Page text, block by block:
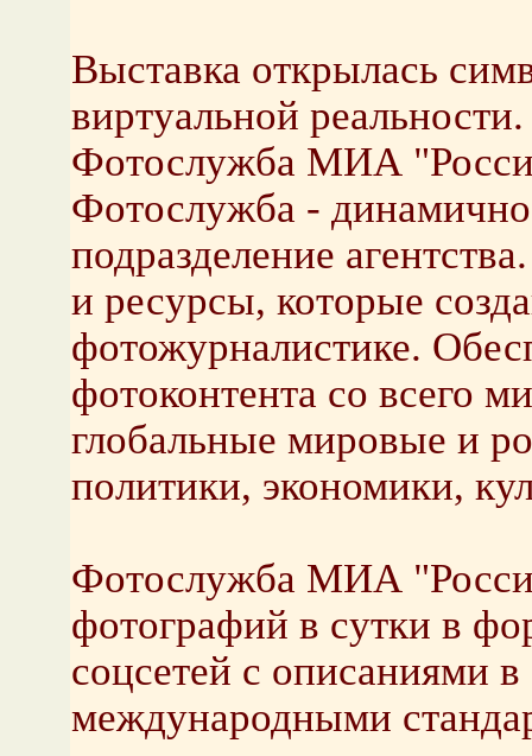
Выставка открылась
виртуальной реальности.
Фотослужба МИА
Фотослужба -
подразделение
и ресурсы, которые
фотожурналистике.
фотоконтента со всего
глобальные мировые и
политики, экономики,
Фотослужба МИА
фотографий в сутки в
соцсетей с описаниями в
международными